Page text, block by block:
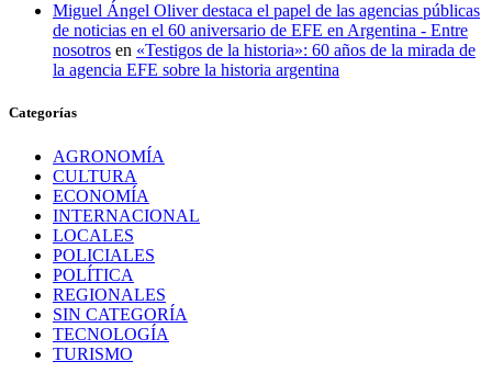
Miguel Ángel Oliver destaca el papel de las agencias públicas
de noticias en el 60 aniversario de EFE en Argentina - Entre
nosotros en «Testigos de la historia»: 60 años de la mirada de
la agencia EFE sobre la historia argentina
Categorías
AGRONOMÍA
CULTURA
ECONOMÍA
INTERNACIONAL
LOCALES
POLICIALES
POLÍTICA
REGIONALES
SIN CATEGORÍA
TECNOLOGÍA
TURISMO